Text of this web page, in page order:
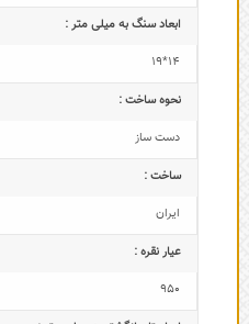
ابعاد سنگ به میلی متر :
14*19
نحوه ساخت :
دست ساز
ساخت :
ایران
عیار نقره :
950